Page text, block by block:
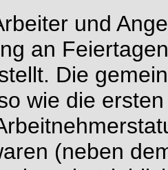
und
an
Die
wie die
(neben